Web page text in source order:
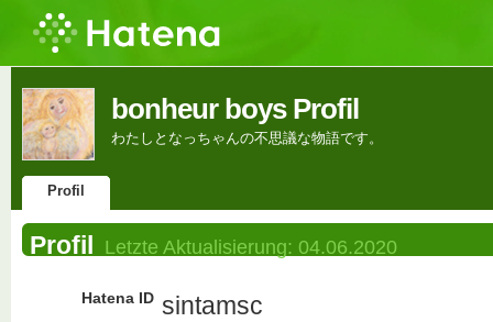
bonheur boys Profil
わたしとなっちゃんの不思議な物語です。
Profil
Profil Letzte Aktualisierung: 04.06.2020
Hatena ID sintamsc